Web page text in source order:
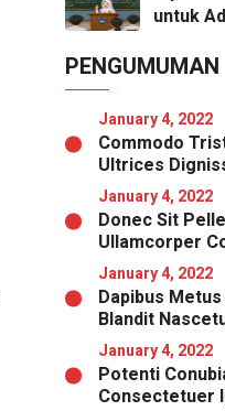
untuk
PENGUMUMAN
January 4, 2022
Commodo
Ultrices
Magna
January 4, 2022
Donec Sit
Ullamcorper
January 4, 2022
Dapibus
Blandit
Malesuada Nibh
January 4, 2022
Potenti
Consectetuer